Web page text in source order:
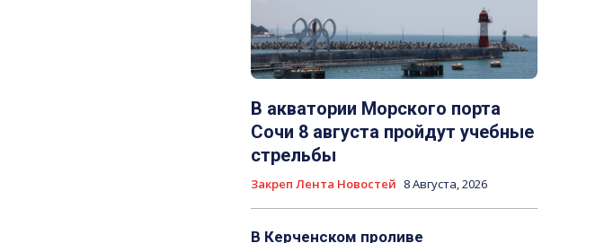
В акватории Морского порта
Сочи 8 августа пройдут учебные
стрельбы
Закреп Лента Новостей 8 Августа, 2026
В Керченском проливе